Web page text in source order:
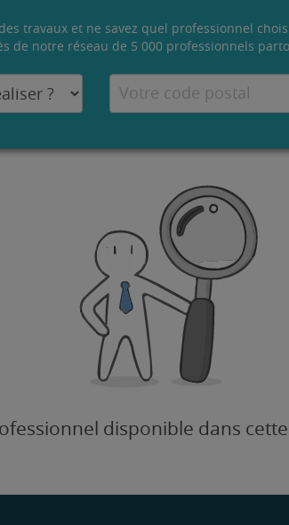
travaux et ne savez quel professionnel
de notre réseau de 5 000 professionnels
disponible dans